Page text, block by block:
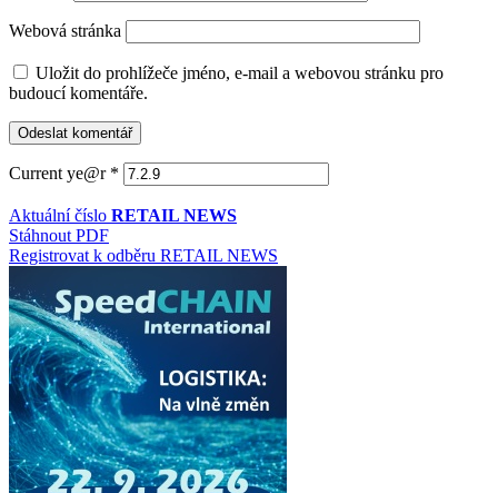
Webová stránka
Uložit do prohlížeče jméno, e-mail a webovou stránku pro
budoucí komentáře.
Current ye@r *
Aktuální číslo RETAIL NEWS
Stáhnout PDF
Registrovat k odběru RETAIL NEWS